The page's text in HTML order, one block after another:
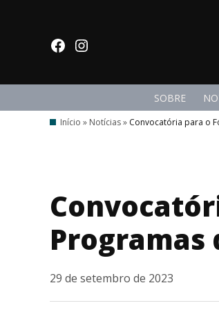
facebookInstagram
SOBRE
Início » Notícias» Convocatória para o
Programas
29 de setembro de 2023